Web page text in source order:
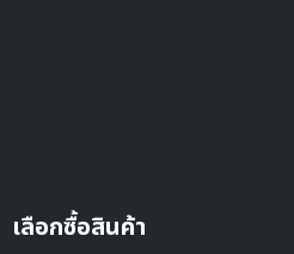
เลือกซื้อสินค้า